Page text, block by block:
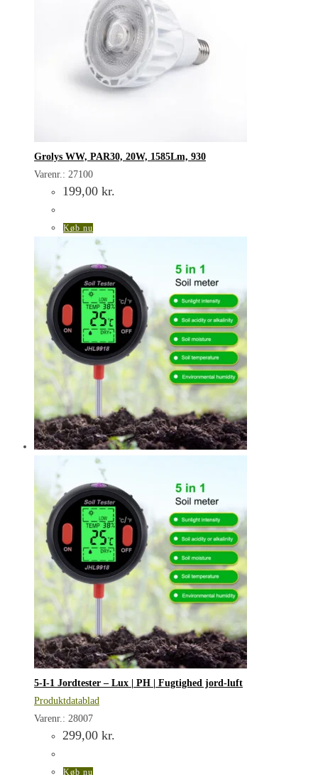
Grolys WW, PAR30, 20W, 1585Lm, 930
Varenr.: 27100
199,00 kr.
Køb nu
5-I-1 Jordtester – Lux | PH | Fugtighed jord-luft
Produktdatablad
Varenr.: 28007
299,00 kr.
Køb nu